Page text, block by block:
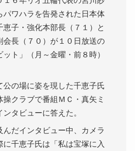
パワハラを告発された日本体
恵子・強化本部長（７１）と
会長（７０）が１０日放送の
ット」（月～金曜・前８時）
公の場に姿を現した千恵子氏
操クラブで番組ＭＣ・真矢ミ
タビューに答えた。
んだインタビュー中、カメラ
に千恵子氏は「私は宝塚に入